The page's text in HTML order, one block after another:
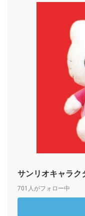
サンリオキャラク
701人がフォロー中